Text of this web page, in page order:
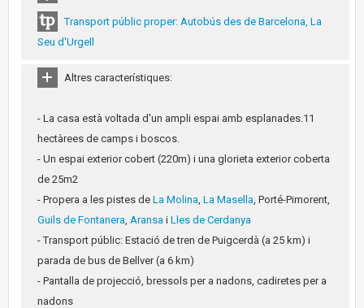
Transport públic proper: Autobús des de Barcelona, La
Seu d'Urgell
Altres característiques:
- La casa està voltada d'un ampli espai amb esplanades.11
hectàrees de camps i boscos.
- Un espai exterior cobert (220m) i una glorieta exterior coberta
de 25m2
- Propera a les pistes de La Molina La Masella , Porté-Pimorent,
Guils de Fontanera Aransa i Lles de Cerdanya
- Transport públic: Estació de tren de Puigcerdà (a 25 km) i
parada de bus de Bellver (a 6 km)
- Pantalla de projecció, bressols per a nadons, cadiretes per a
nadons